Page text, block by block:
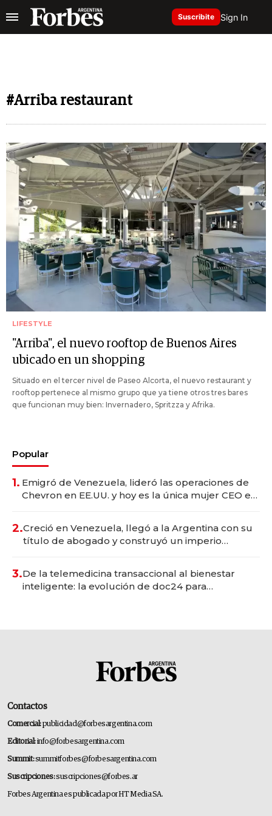
Suscribite Sign In
#Arriba restaurant
LIFESTYLE
"Arriba", el nuevo rooftop de Buenos Aires
ubicado en un shopping
Situado en el tercer nivel de Paseo Alcorta, el nuevo restaurant y
rooftop pertenece al mismo grupo que ya tiene otros tres bares
que funcionan muy bien: Invernadero, Spritzza y Afrika.
Popular
1. Emigró de Venezuela, lideró las operaciones de
Chevron en EE.UU. y hoy es la única mujer CEO en
2.Creció en Venezuela, llegó a la Argentina con su
título de abogado y construyó un imperio
3.De la telemedicina transaccional al bienestar
inteligente: la evolución de doc24 para
Contactos
Comercial:publicidad@forbesargentina.com
Editorial:info@forbesargentina.com
Summit:summitforbes@forbesargentina.com
Suscripciones:suscripciones@forbes.ar
Forbes Argentina es publicada por HT Media SA.